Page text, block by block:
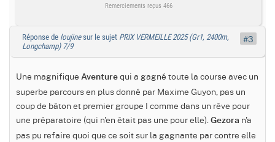
Remerciements reçus 466
Réponse de loujinesur le sujet PRIX VERMEILLE 2025 (Gr1, 2400m,
Longchamp) 7/9
Une magnifique Aventure qui a gagné toute la course avec un
superbe parcours en plus donné par Maxime Guyon, pas un
coup de bâton et premier groupe I comme dans un rêve pour
une préparatoire (qui n'en était pas une pour elle). Gezora n'a
pas pu refaire quoi que ce soit sur la gagnante par contre elle
#3